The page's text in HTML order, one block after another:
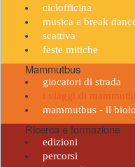
ciclofficina
musica e break
scattiva
feste mitiche
Mammutbus
giocatori di strada
i viaggi di
mammutbus - il
Ricerca e formazione
edizioni
percorsi